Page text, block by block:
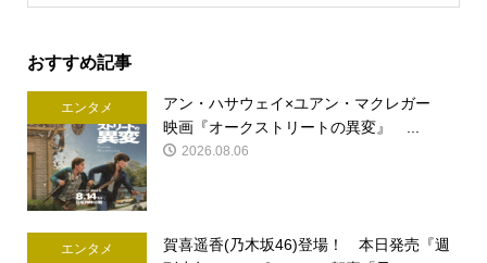
おすすめ記事
エンタメ
アン・ハサウェイ×ユアン・マクレガー
映画『オークストリートの異変』 ...
2026.08.06
エンタメ
賀喜遥香(乃木坂46)登場！ 本日発売『週